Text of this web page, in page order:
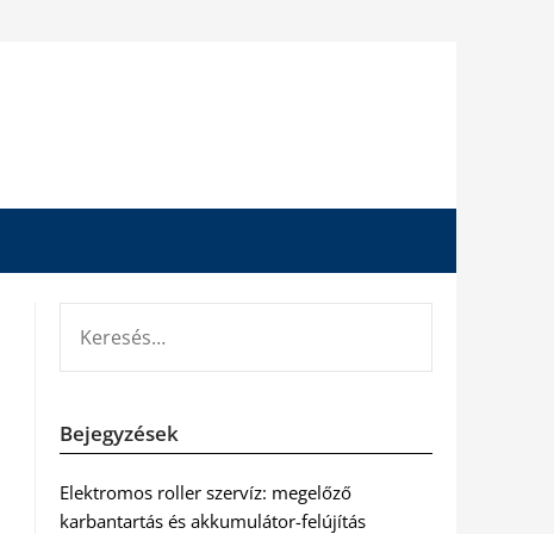
Bejegyzések
Elektromos roller szervíz: megelőző
karbantartás és akkumulátor-felújítás